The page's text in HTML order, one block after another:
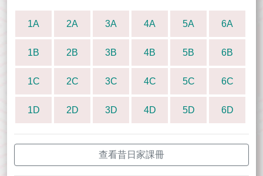
1A 2A 3A 4A 5A 6A
1B 2B 3B 4B 5B 6B
1C 2C 3C 4C 5C 6C
1D 2D 3D 4D 5D 6D
查看昔日家課冊